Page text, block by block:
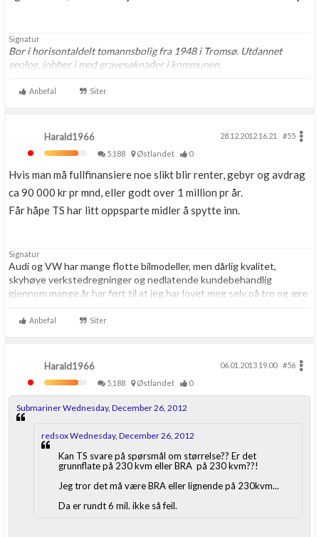
Signatur
Bor i horisontaldelt tomannsbolig fra 1948 i Tromsø. Utdannet
geolog, jobber i med gravesøknader i kommunen.
Anbefal Siter
Harald1966 28.12.2012 16.21
#55
5,188
Østlandet 0
Hvis man må fullfinansiere noe slikt blir renter, gebyr og avdrag
ca 90 000 kr pr mnd, eller godt over 1 million pr år.
Får håpe TS har litt oppsparte midler å spytte inn.
Signatur
Audi og VW har mange flotte bilmodeller, men dårlig kvalitet,
skyhøye verkstedregninger og nedlatende kundebehandlig
gjennom mange år har ført til at jeg har lovet meg selv på tro og ære
Aldri.Anbefal Siter
Harald1966 06.01.2013 19.00
#56
5,188
Østlandet 0
Submariner Wednesday, December 26, 2012
redsox Wednesday, December 26, 2012
Kan TS svare på spørsmål om størrelse?? Er det
grunnflate på 230 kvm eller BRA på 230 kvm??!
Jeg tror det må være BRA eller lignende på 230kvm...
Da er rundt 6 mil. ikke så feil.